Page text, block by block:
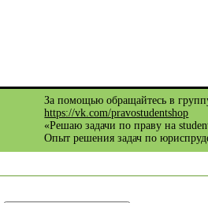
За помощью обращайтесь в
https://vk.com/pravostudentshop
«Решаю задачи по праву на
Опыт решения задач по